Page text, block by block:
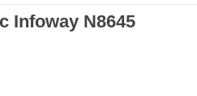
Infoway N8645